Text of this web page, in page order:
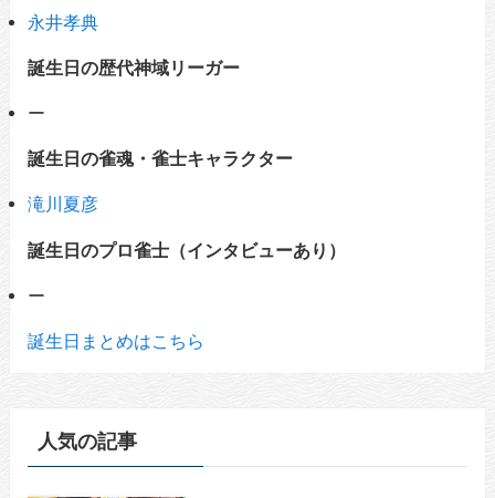
永井孝典
誕生日の歴代神域リーガー
ー
誕生日の雀魂・雀士キャラクター
滝川夏彦
誕生日のプロ雀士（インタビューあり）
ー
誕生日まとめはこちら
人気の記事